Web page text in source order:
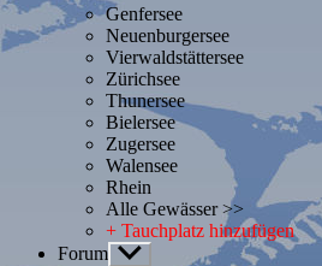
Genfersee
Neuenburgersee
Vierwaldstättersee
Zürichsee
Thunersee
Bielersee
Zugersee
Walensee
Rhein
Alle Gewässer >>
+ Tauchplatz hinzufügen
Forum Untermenü